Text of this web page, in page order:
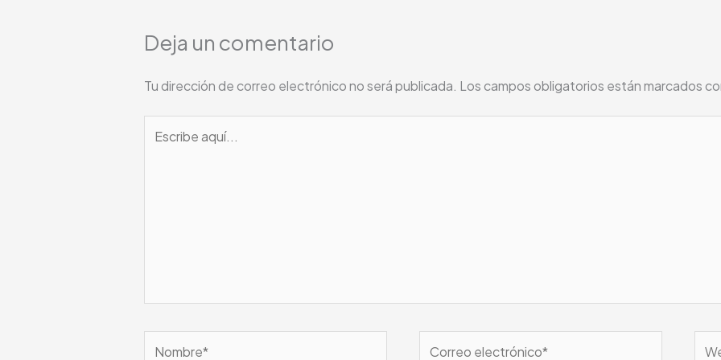
Deja un comentario
Tu dirección de correo electrónico no será publicada. Los campos obligatorios están marcados
aquí...